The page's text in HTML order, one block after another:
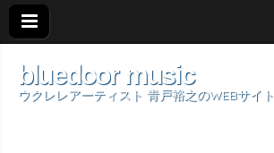
bluedoor music
ウクレレアーティスト 青戸裕之のWEBサイト